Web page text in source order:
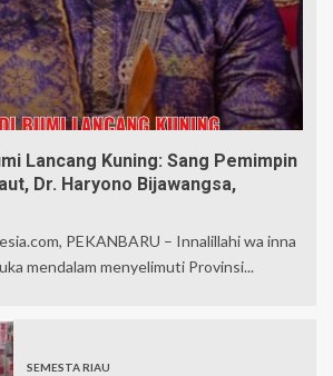
Lancang Kuning: Sang Pemimpin
Dr. Haryono Bijawangsa,
PEKANBARU – Innalillahi wa inna
mendalam menyelimuti Provinsi...
SEMESTA RIAU